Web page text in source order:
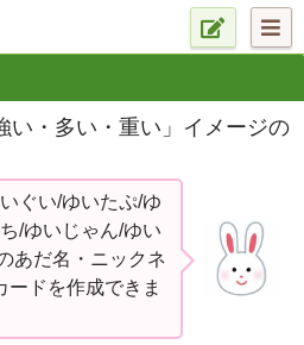
い・多い・重い」イメージの
ぐい/ゆいたぷ/ゆ
/ゆいじゃん/ゆい
あだ名・ニックネ
ードを作成できま